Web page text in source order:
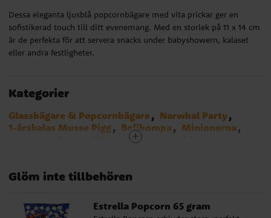
Dessa eleganta ljusblå popcornbägare med vita prickar ger en
sofistikerad touch till ditt evenemang. Med en storlek på 11 x 14 cm
är de perfekta för att servera snacks under babyshowern, kalaset
eller andra festligheter.
Kategorier
Glassbägare & Popcornbägare
Narwhal Party
1-årskalas Musse Pigg
Bolibompa
Minionerna
Sjöjungfru - Mermaid
1-årskalas Bondgård
Baby Shark
Blues Clues Bluey Smurfarna
Lilo & Stitch
Cocomelon
Stumble Guys
Glöm inte tillbehören
Estrella Popcorn 65 gram